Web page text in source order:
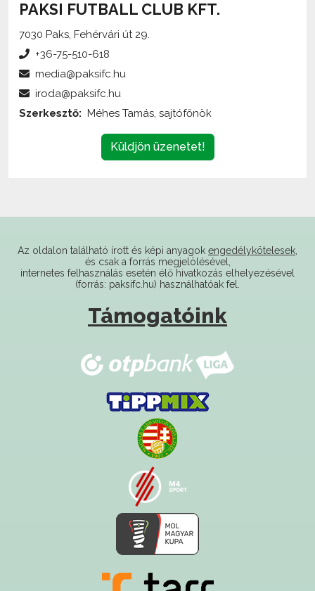
7030 Paks, Fehérvári út 29.
Küldjön üzenetet!
internetes felhasználás esetén élő hivatkozás elhelyezésével
(forrás: paksifc.hu) használhatóak fel.
Támogatóink